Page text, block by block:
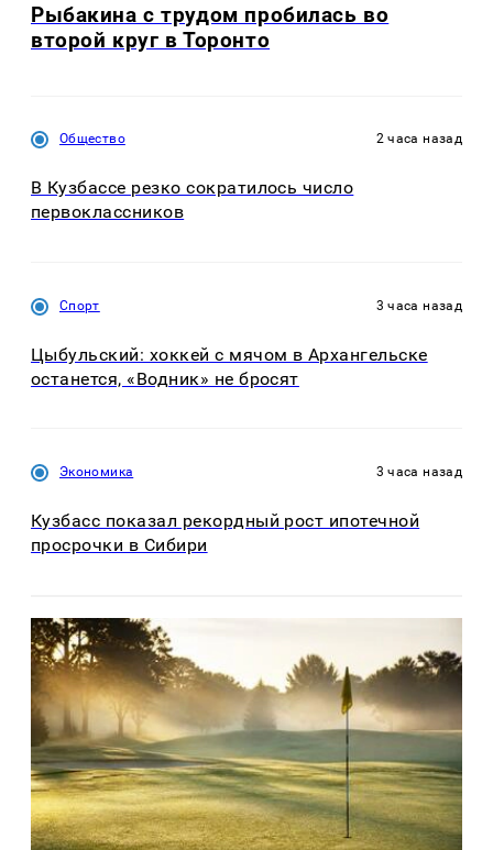
Рыбакина с трудом пробилась во
второй круг в Торонто
Общество 2 часа назад
В Кузбассе резко сократилось число
первоклассников
Спорт 3 часа назад
Цыбульский: хоккей с мячом в Архангельске
останется, «Водник» не бросят
Экономика 3 часа назад
Кузбасс показал рекордный рост ипотечной
просрочки в Сибири